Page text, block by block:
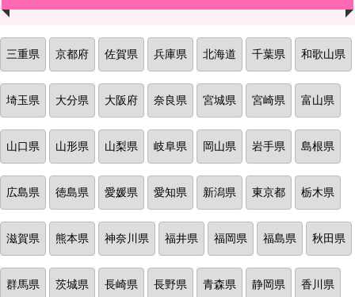
三重県 京都府 佐賀県 兵庫県 北海道 千葉県 和歌山県
埼玉県 大分県 大阪府 奈良県 宮城県 宮崎県 富山県
山口県 山形県 山梨県 岐阜県 岡山県 岩手県 島根県
広島県 徳島県 愛媛県 愛知県 新潟県 東京都 栃木県
滋賀県 熊本県 神奈川県 福井県 福岡県 福島県 秋田県
群馬県 茨城県 長崎県 長野県 青森県 静岡県 香川県